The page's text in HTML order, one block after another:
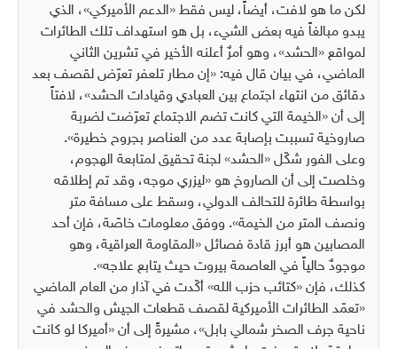
لكن ما هو لافت، أيضاً، ليس فقط «الدعم الأميركي»، الذي
يبدو مبالغاً فيه بعض الشيء، بل هو استهداف تلك الطائرات
لمواقع «الحشد»، وهو أمرٌ أعلنه الأخير في تشرين الثاني
الماضي، في بيان قال فيه: «إن مطار تلعفر تعرّض لقصف بعد
دقائق من انتهاء اجتماع بين العبادي وقيادات الحشد»، لافتاً
إلى أن «الخيمة التي كانت تضم الاجتماع تعرّضت لضربة
صاروخية تسببت بإصابة عدد من العناصر بجروح خطيرة».
وعلى الفور شكّل «الحشد» لجنة تحقيق لمتابعة الهجوم،
وخلصت إلى أن الصاروخ هو «ليزري موجه، وقد تم إطلاقه
بواسطة طائرة للتحالف الدولي، وسقط على مسافة متر
ونصف المتر من الخيمة». ووفق معلومات خاصّة، فإن أحد
المصابين هو أبرز قادة فصائل «المقاومة العراقية، وهو
موجودٌ حالياً في العاصمة بيروت حيث يتابع علاجه».
كذلك، فإن «كتائب حزب الله» أكّدت في آذار من العام الماضي
«تعمّد الطائرات الأميركية لقصف قطعات الجيش والحشد في
ناحية جرف الصخر شمالي بابل»، مشيرةً إلى أن «أميركا لو كانت